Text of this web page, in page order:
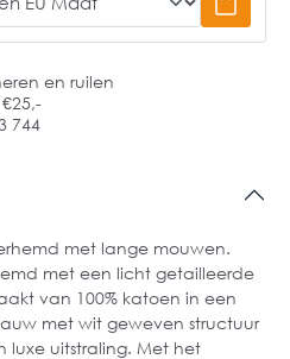
en ruilen
744
met lange mouwen.
met een licht getailleerde
van 100% katoen in een
met wit geweven structuur
luxe uitstraling. Met het